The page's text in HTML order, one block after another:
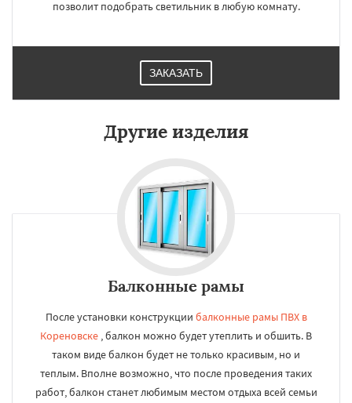
позволит подобрать светильник в любую комнату.
ЗАКАЗАТЬ
Другие изделия
Балконные рамы
После установки конструкции балконные рамы ПВХ в
Кореновске , балкон можно будет утеплить и обшить. В
таком виде балкон будет не только красивым, но и
теплым. Вполне возможно, что после проведения таких
работ, балкон станет любимым местом отдыха всей семьи